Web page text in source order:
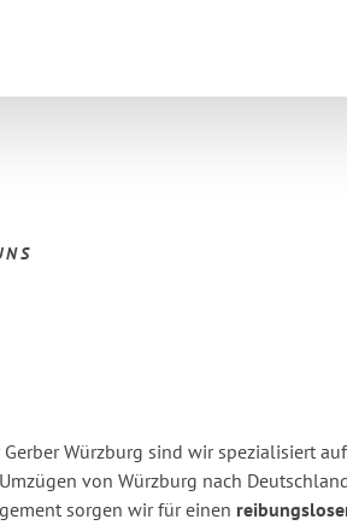
Gerber Würzburg sind wir spezialisiert
von Würzburg nach
sorgen wir für einen